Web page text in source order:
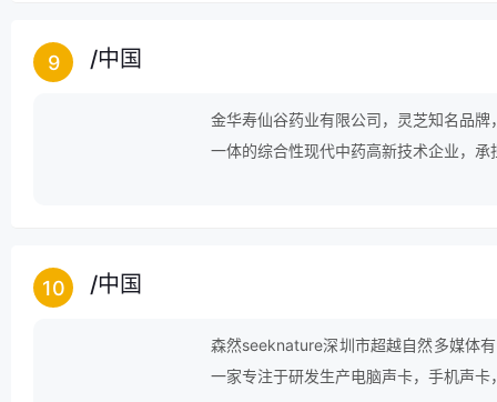
9 /中国
金华寿仙谷药业有限公司，灵芝知名品
一体的综合性现代中药高新技术企业，
10 /中国
森然seeknature深圳市超越自然多媒体
一家专注于研发生产电脑声卡，手机声